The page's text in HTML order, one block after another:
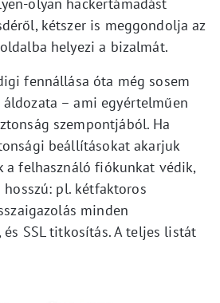
kétszer is meggondolja az
helyezi a bizalmát.
fennállása óta még sosem
– ami egyértelműen
szempontjából. Ha
beállításokat akarjuk
a felhasználó fiókunkat védik,
pl. kétfaktoros
minden
SSL titkosítás. A teljes listát